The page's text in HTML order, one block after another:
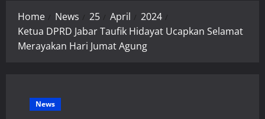
Home News 25 April
2024
Ketua DPRD Jabar Taufik Hidayat Ucapkan Selamat
Merayakan Hari Jumat Agung
News